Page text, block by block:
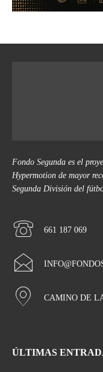
Fondo Segunda es el
Hypermotion de mayor
Segunda División del
661 187 069
CAMINO DE
ÚLTIMAS